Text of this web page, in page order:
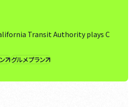
Transit Authority plays C
グルメプラン